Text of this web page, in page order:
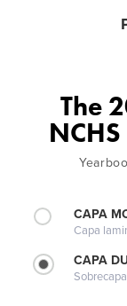
The
CAPA
Capa
CAPA